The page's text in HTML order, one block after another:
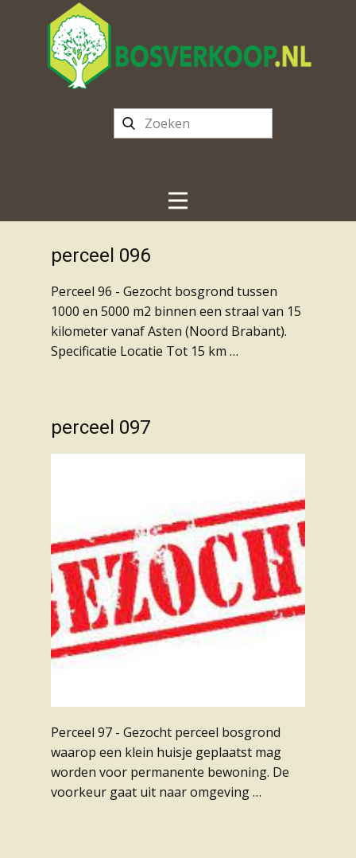
perceel 096
Perceel 96 - Gezocht bosgrond tussen
1000 en 5000 m2 binnen een straal van 15
kilometer vanaf Asten (Noord Brabant).
Specificatie Locatie Tot 15 km …
perceel 097
Perceel 97 - Gezocht perceel bosgrond
waarop een klein huisje geplaatst mag
worden voor permanente bewoning. De
voorkeur gaat uit naar omgeving …